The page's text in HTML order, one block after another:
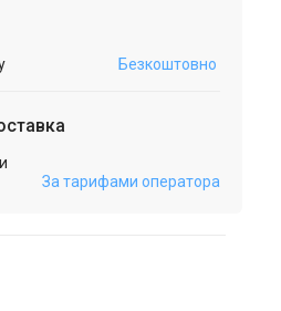
Безкоштовно
За тарифами оператора